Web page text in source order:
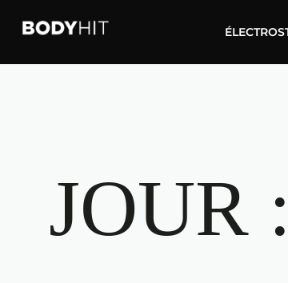
JOUR :